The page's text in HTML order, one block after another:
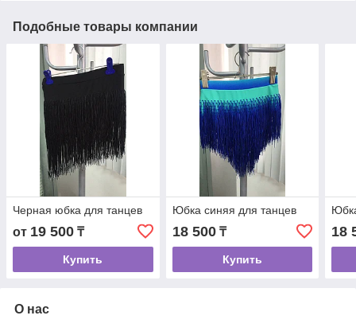
Подобные товары компании
Черная юбка для танцев
от 19 500 ₸
Купить
Юбка синяя для танцев
18 500₸
Купить
18
О нас